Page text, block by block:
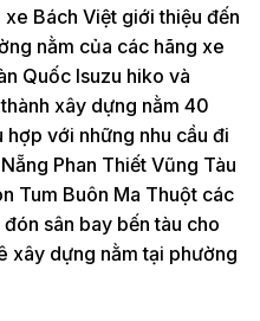
Bách Việt giới thiệu đến
nằm của các hãng xe
Quốc Isuzu hiko và
xây dựng nằm 40
với những nhu cầu đi
Phan Thiết Vũng Tàu
Tum Buôn Ma Thuột các
sân bay bến tàu cho
xây dựng nằm tại phường